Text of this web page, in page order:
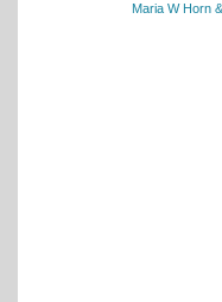
Maria W Horn